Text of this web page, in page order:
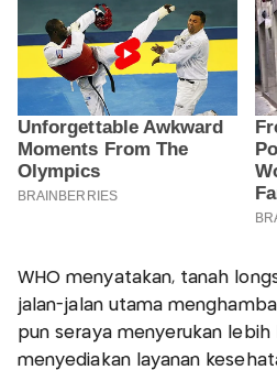
WHO menyatakan, tanah
jalan-jalan utama
pun seraya menyerukan lebih
menyediakan layanan